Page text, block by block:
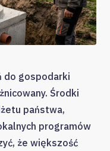
do gospodarki
Środki
państwa,
programów
że większość